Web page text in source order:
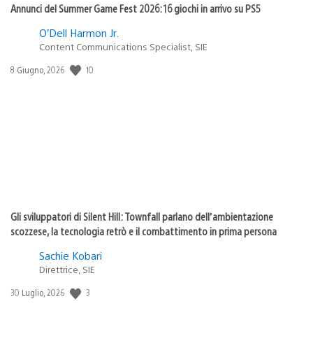
Annunci del Summer Game Fest 2026: 16 giochi in arrivo su PS5
O’Dell Harmon Jr.
Content Communications Specialist, SIE
Data
8 Giugno, 2026 10
Gli sviluppatori di Silent Hill: Townfall parlano dell’ambientazione
scozzese, la tecnologia retrò e il combattimento in prima persona
Sachie Kobari
Direttrice, SIE
Data
30 Luglio, 2026 3